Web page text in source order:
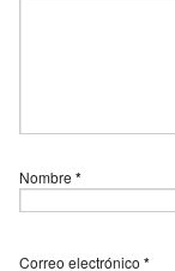
Nombre *
Correo electrónico *